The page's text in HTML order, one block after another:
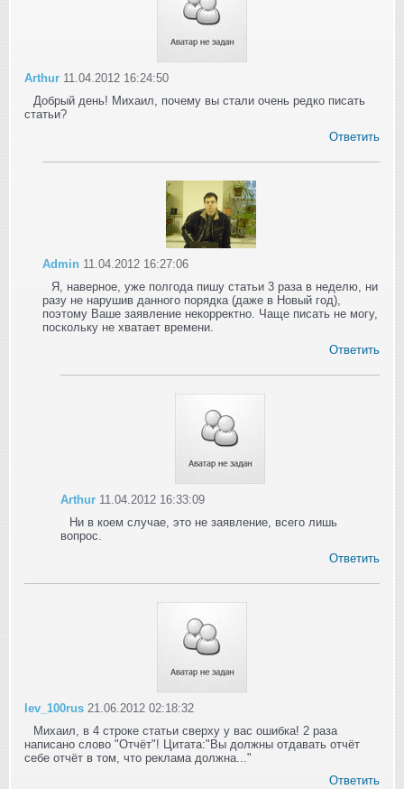
Arthur 11.04.2012 16:24:50
Добрый день! Михаил, почему вы стали очень редко писать
статьи?
Ответить
Admin 11.04.2012 16:27:06
Я, наверное, уже полгода пишу статьи 3 раза в неделю, ни
разу не нарушив данного порядка (даже в Новый год),
поэтому Ваше заявление некорректно. Чаще писать не могу,
поскольку не хватает времени.
Ответить
Arthur 11.04.2012 16:33:09
Ни в коем случае, это не заявление, всего лишь
вопрос.
Ответить
lev_100rus 21.06.2012 02:18:32
Михаил, в 4 строке статьи сверху у вас ошибка! 2 раза
написано слово "Отчёт"! Цитата:"Вы должны отдавать отчёт
себе отчёт в том, что реклама должна..."
Ответить